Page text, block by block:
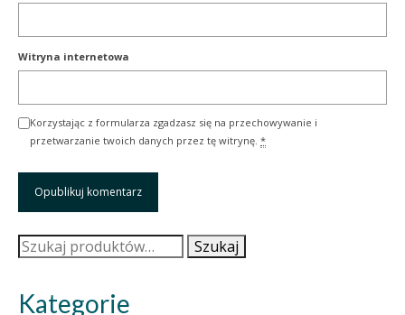
Witryna internetowa
Korzystając z formularza zgadzasz się na przechowywanie i
przetwarzanie twoich danych przez tę witrynę. *
Szukaj: Szukaj
Kategorie